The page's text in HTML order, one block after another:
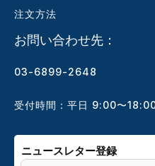
注文方法
お問い合わせ先：
03-6899-2648
受付時間：平日 9:00〜18:00
ニュースレター登録